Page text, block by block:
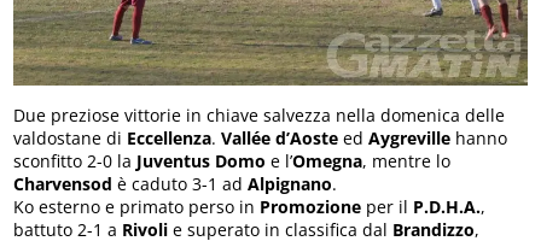
Due preziose vittorie in chiave salvezza nella domenica delle
valdostane di Eccellenza.Vallée d’Aoste edAygreville hanno
sconfitto 2-0 la Juventus Domo e l’Omegna, mentre lo
Charvensod è caduto 3-1 adAlpignano.
Ko esterno e primato perso in Promozione per il P.D.H.A.,
battuto 2-1 a Rivoli e superato in classifica dal Brandizzo,